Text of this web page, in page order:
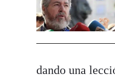
dando una